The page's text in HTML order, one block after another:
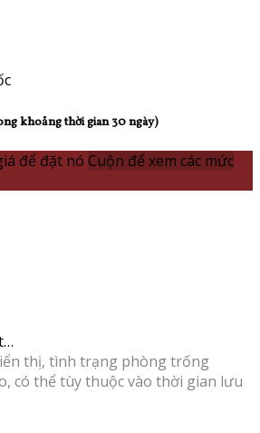
khoảng thời gian 30 ngày)
để đặt nó Cuộn để xem các mức
thị, tình trạng phòng trống
có thể tùy thuộc vào thời gian lưu